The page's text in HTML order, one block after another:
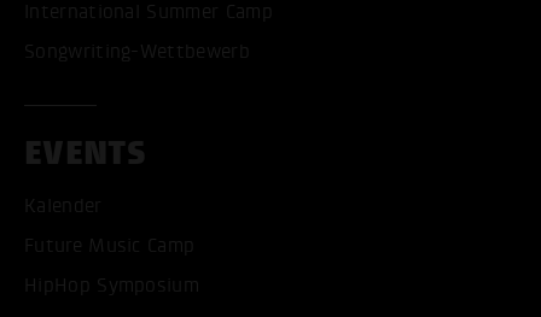
International Summer Camp
Songwriting-Wettbewerb
EVENTS
Kalender
Future Music Camp
HipHop Symposium